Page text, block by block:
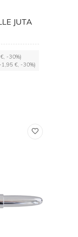
JUTA
-30%)
1,95 €, -30%)